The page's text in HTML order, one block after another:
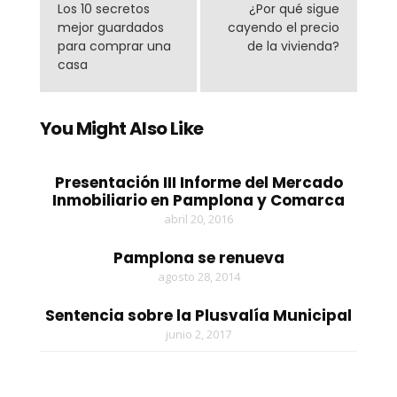
Los 10 secretos
mejor guardados
para comprar una
casa
¿Por qué sigue
cayendo el precio
de la vivienda?
You Might Also Like
Presentación III Informe del Mercado
Inmobiliario en Pamplona y Comarca
abril 20, 2016
Pamplona se renueva
agosto 28, 2014
Sentencia sobre la Plusvalía Municipal
junio 2, 2017